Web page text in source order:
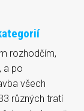
rozhodčím,
a po
všech
různých tratí